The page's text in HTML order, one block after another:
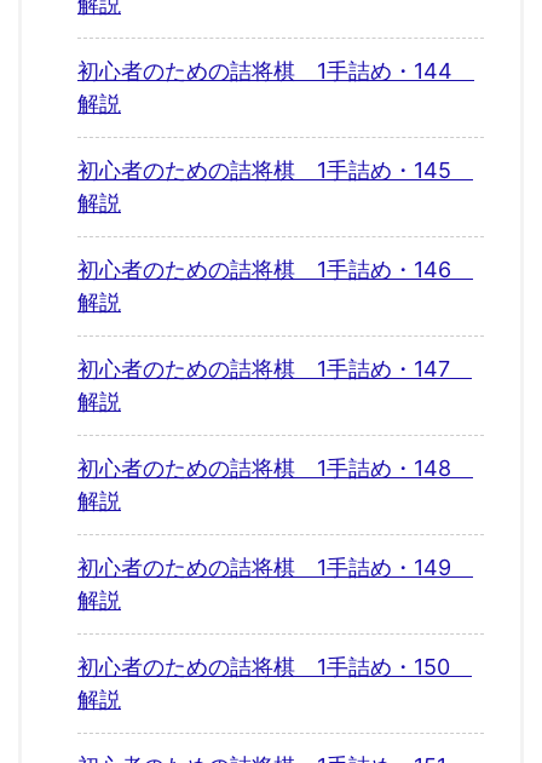
初心者のための詰将棋 1手詰め・144
解説
初心者のための詰将棋 1手詰め・145
解説
初心者のための詰将棋 1手詰め・146
解説
初心者のための詰将棋 1手詰め・147
解説
初心者のための詰将棋 1手詰め・148
解説
初心者のための詰将棋 1手詰め・149
解説
初心者のための詰将棋 1手詰め・150
解説